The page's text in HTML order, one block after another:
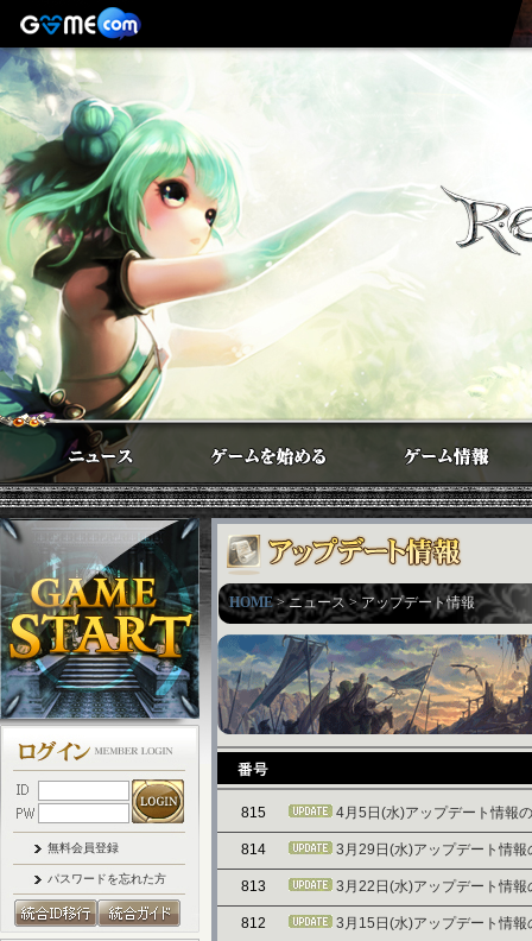
無料会員登録
パスワードを忘れた方
HOME> ニュース > アップデート情報
815 4月5日(水)アップデート情報
814 3月29日(水)アップデート情報
813 3月22日(水)アップデート情報
812 3月15日(水)アップデート情報